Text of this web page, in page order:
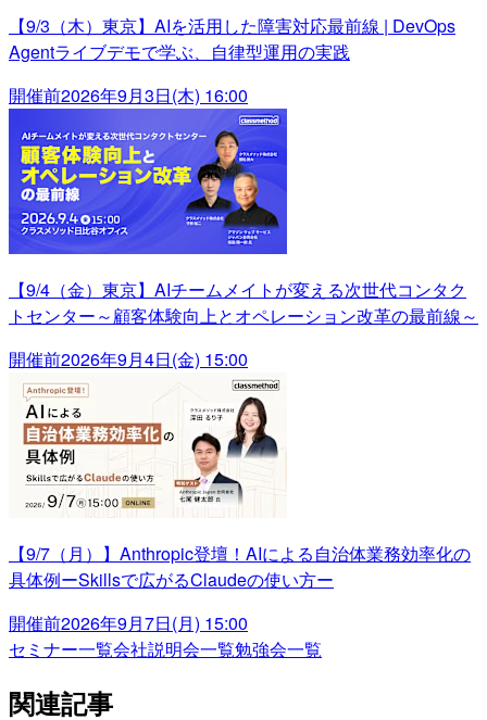
【9/3（木）東京】AIを活用した障害対応最前線 | DevOps
Agentライブデモで学ぶ、自律型運用の実践
開催前2026年9月3日(木) 16:00
【9/4（金）東京】AIチームメイトが変える次世代コンタク
トセンター～顧客体験向上とオペレーション改革の最前線～
開催前2026年9月4日(金) 15:00
【9/7（月）】Anthropic登壇！AIによる自治体業務効率化の
具体例ーSkillsで広がるClaudeの使い方ー
開催前2026年9月7日(月) 15:00
セミナー一覧会社説明会一覧勉強会一覧
関連記事